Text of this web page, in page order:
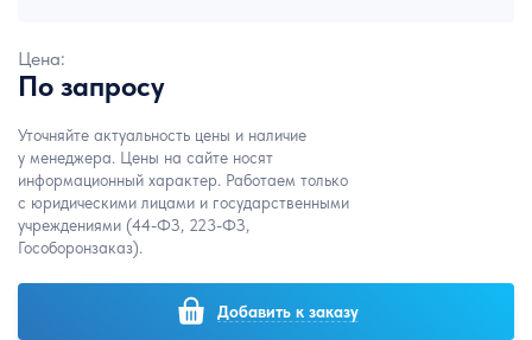
Цена:
По запросу
Уточняйте актуальность цены и наличие
у менеджера. Цены на сайте носят
информационный характер. Работаем только
с юридическими лицами и государственными
учреждениями (44-ФЗ, 223-ФЗ,
Гособоронзаказ).
Добавить к заказу